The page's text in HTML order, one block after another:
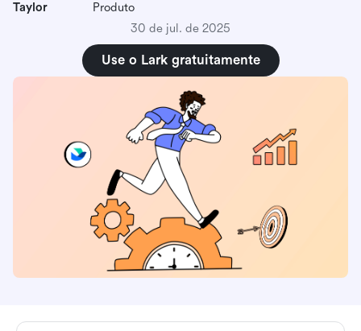
Taylor
Produto
30 de jul. de 2025
Use o Lark gratuitamente